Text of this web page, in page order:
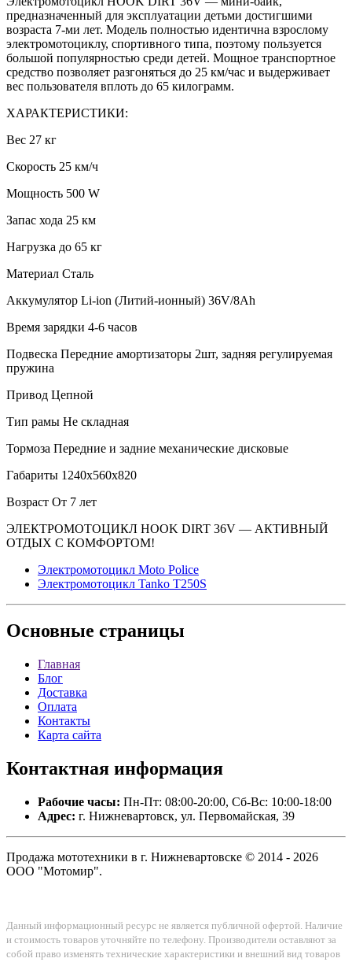
предназначенный для эксплуатации детьми достигшими
возраста 7-ми лет. Модель полностью идентична взрослому
электромотоциклу, спортивного типа, поэтому пользуется
большой популярностью среди детей. Мощное транспортное
средство позволяет разгоняться до 25 км/час и выдерживает
вес пользователя вплоть до 65 килограмм.
ХАРАКТЕРИСТИКИ:
Вес 27 кг
Скорость 25 км/ч
Мощность 500 W
Запас хода 25 км
Нагрузка до 65 кг
Материал Сталь
Аккумулятор Li-ion (Литий-ионный) 36V/8Ah
Время зарядки 4-6 часов
Подвеска Передние амортизаторы 2шт, задняя регулируемая
пружина
Привод Цепной
Тип рамы Не складная
Тормоза Передние и задние механические дисковые
Габариты 1240x560x820
Возраст От 7 лет
ЭЛЕКТРОМОТОЦИКЛ HOOK DIRT 36V — АКТИВНЫЙ
ОТДЫХ С КОМФОРТОМ!
Электромотоцикл Moto Police
Электромотоцикл Tanko T250S
Основные страницы
Главная
Блог
Доставка
Оплата
Контакты
Карта сайта
Контактная информация
Рабочие часы: Пн-Пт: 08:00-20:00, Сб-Вс: 10:00-18:00
Адрес: г. Нижневартовск, ул. Первомайская, 39
Продажа мототехники в г. Нижневартовске © 2014 - 2026
ООО "Мотомир".
Данный информационный ресурс не является публичной офертой. Наличие
и стоимость товаров уточняйте по телефону. Производители оставляют за
собой право изменять технические характеристики и внешний вид товаров